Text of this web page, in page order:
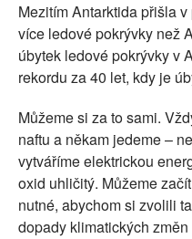
Mezitím Antarktida přišla
více ledové pokrývky než
úbytek ledové pokrývky v
rekordu za 40 let, kdy je
Můžeme si za to sami.
naftu a někam jedeme –
vytváříme elektrickou
oxid uhličitý. Můžeme
nutné, abychom si zvolili
dopady klimatických